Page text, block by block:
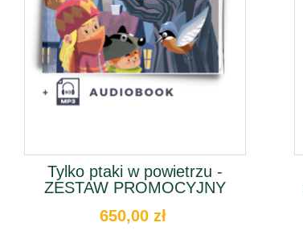
Tylko ptaki w powietrzu -
ZESTAW PROMOCYJNY
650,00 zł